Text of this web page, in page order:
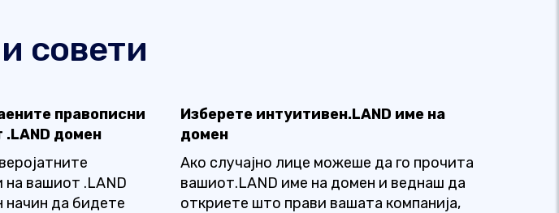
совети
правописни
домен
на вашиот .LAND
да бидете
Изберете интуитивен.LAND име на
домен
Ако случајно лице можеше да го прочита
вашиот.LAND име на домен и веднаш да
откриете што прави вашата компанија,